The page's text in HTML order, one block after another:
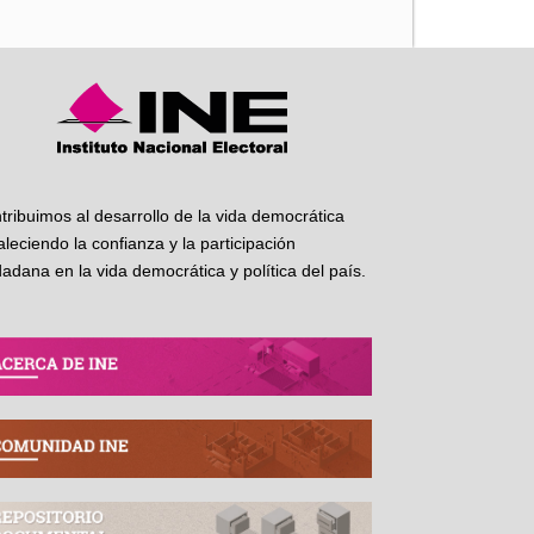
al desarrollo de la vida democrática
la confianza y la participación
en la vida democrática y política del país.